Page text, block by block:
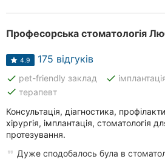
Ветеринарні
клініки
Автошколи
Ресторани
Всі
рубрики
Професорська стоматологія
4.9 175 відгуків
done pet-friendly заклад done
done терапевт
Консультація, діагностика,
хірургія, імплантація, стоматологія
протезування.
Дуже сподобалось була в